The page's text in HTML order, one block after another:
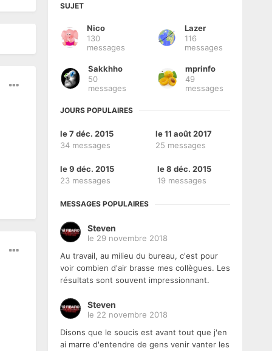
SUJET
Nico
130
messages
Lazer
116
messages
Sakkhho
50
messages
mprinfo
49
messages
JOURS POPULAIRES
le 7 déc. 2015
34 messages
le 11 août 2017
25 messages
le 9 déc. 2015
23 messages
le 8 déc. 2015
19 messages
MESSAGES POPULAIRES
Steven
le 29 novembre 2018
Au travail, au milieu du bureau, c'est pour
voir combien d'air brasse mes collègues. Les
résultats sont souvent impressionnant.
Steven
le 22 novembre 2018
Disons que le soucis est avant tout que j'en
ai marre d'entendre de gens venir vanter les